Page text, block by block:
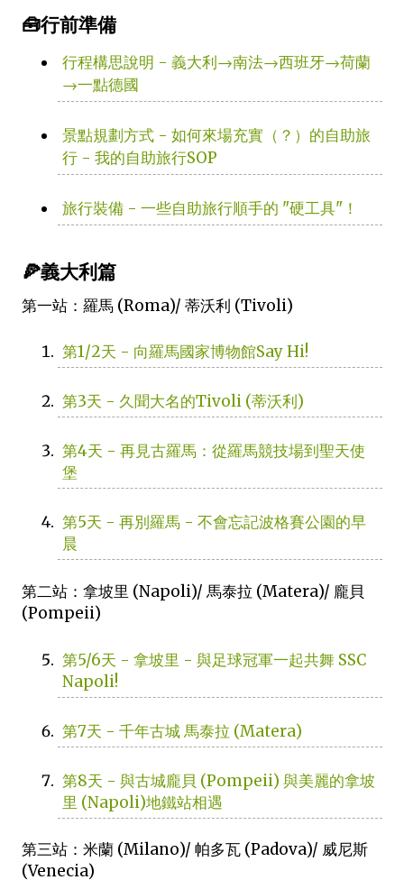
🧰行前準備
行程構思說明 - 義大利→南法→西班牙→荷蘭
→一點德國
景點規劃方式 - 如何來場充實（？）的自助旅
行 - 我的自助旅行SOP
旅行裝備 - 一些自助旅行順手的 "硬工具"！
🍕義大利篇
第一站：羅馬 (Roma)/ 蒂沃利 (Tivoli)
第1/2天 - 向羅馬國家博物館Say Hi!
第3天 - 久聞大名的Tivoli (蒂沃利)
第4天 - 再見古羅馬：從羅馬競技場到聖天使
堡
第5天 - 再別羅馬 - 不會忘記波格賽公園的早
晨
第二站：拿坡里 (Napoli)/ 馬泰拉 (Matera)/ 龐貝
(Pompeii)
第5/6天 - 拿坡里 - 與足球冠軍一起共舞 SSC
Napoli!
第7天 - 千年古城 馬泰拉 (Matera)
第8天 - 與古城龐貝 (Pompeii) 與美麗的拿坡
里 (Napoli)地鐵站相遇
第三站：米蘭 (Milano)/ 帕多瓦 (Padova)/ 威尼斯
(Venecia)